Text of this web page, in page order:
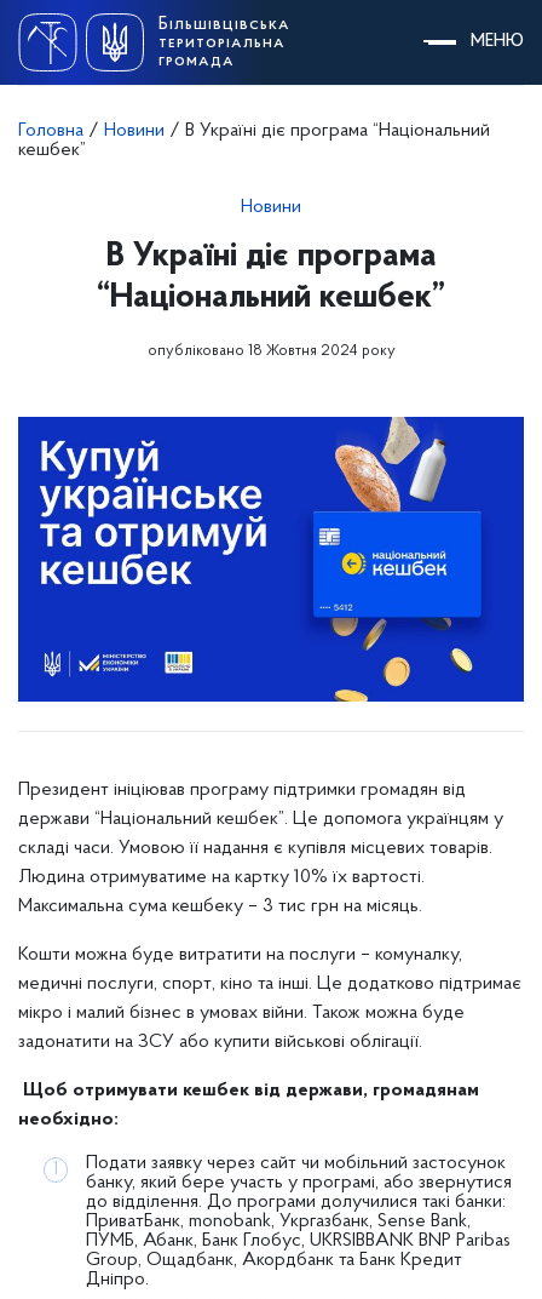
content
Більшівцівська
територіальна
громада
МЕНЮ
Головна / Новини / В Україні діє програма “Національний
кешбек”
Новини
В Україні діє програма
“Національний кешбек”
опубліковано 18 Жовтня 2024 року
Президент ініціював програму підтримки громадян від
держави “Національний кешбек”. Це допомога українцям у
складі часи. Умовою її надання є купівля місцевих товарів.
Людина отримуватиме на картку 10% їх вартості.
Максимальна сума кешбеку – 3 тис грн на місяць.
Кошти можна буде витратити на послуги – комуналку,
медичні послуги, спорт, кіно та інші. Це додатково підтримає
мікро і малий бізнес в умовах війни. Також можна буде
задонатити на ЗСУ або купити військові облігації.
Щоб отримувати кешбек від держави, громадянам
необхідно:
Подати заявку через сайт чи мобільний застосунок
банку, який бере участь у програмі, або звернутися
до відділення. До програми долучилися такі банки:
ПриватБанк, monobank, Укргазбанк, Sense Bank,
ПУМБ, Абанк, Банк Глобус, UKRSIBBANK BNP Paribas
Group, Ощадбанк, Акордбанк та Банк Кредит
Дніпро.